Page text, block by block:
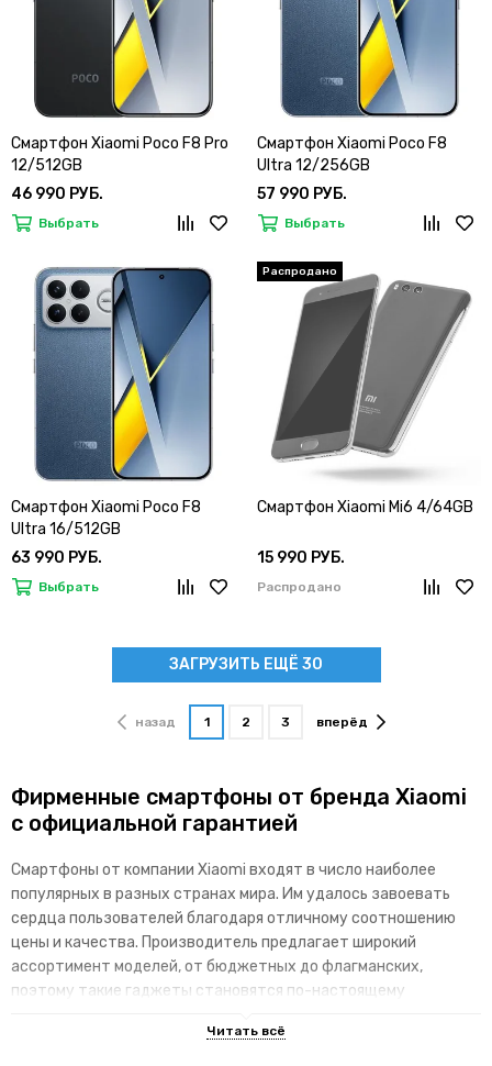
Смартфон Xiaomi Poco F8 Pro
12/512GB
46 990 РУБ.
Выбрать
Смартфон Xiaomi Poco F8
Ultra 12/256GB
57 990 РУБ.
Выбрать
Смартфон Xiaomi Poco F8
Ultra 16/512GB
63 990 РУБ.
Выбрать
Смартфон Xiaomi Mi6 4/64GB
15 990 РУБ.
Распродано
ЗАГРУЗИТЬ ЕЩЁ 30
назад 1 2 3 вперёд
Фирменные смартфоны от бренда Xiaomi
с официальной гарантией
Смартфоны от компании Xiaomi входят в число наиболее
популярных в разных странах мира. Им удалось завоевать
сердца пользователей благодаря отличному соотношению
цены и качества. Производитель предлагает широкий
ассортимент моделей, от бюджетных до флагманских,
поэтому такие гаджеты становятся по-настоящему